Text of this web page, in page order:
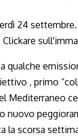
qualche
, primo
Mediterraneo
nuovo
la scorsa